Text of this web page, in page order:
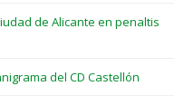
de Alicante en penaltis
del CD Castellón